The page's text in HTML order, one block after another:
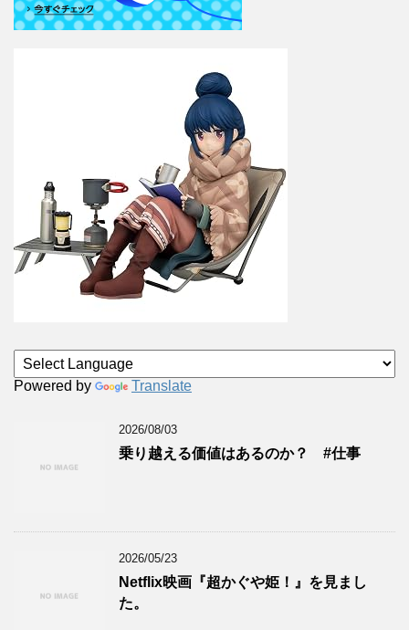
Powered by Translate
2026/08/03
乗り越える価値はあるのか？ #仕事
2026/05/23
Netflix映画『超かぐや姫！』を見まし
た。